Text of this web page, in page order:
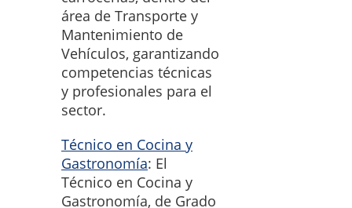
área de Transporte y
Mantenimiento de
Vehículos, garantizando
competencias técnicas
y profesionales para el
sector.
Técnico en Cocina y
Gastronomía: El
Técnico en Cocina y
Gastronomía, de Grado